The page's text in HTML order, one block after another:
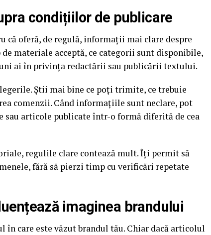
condițiilor de publicare
oferă, de regulă, informații mai clare despre
materiale acceptă, ce categorii sunt disponibile,
ai în privința redactării sau publicării textului.
Știi mai bine ce poți trimite, ce trebuie
comenzii. Când informațiile sunt neclare, pot
articole publicate într-o formă diferită de cea
regulile clare contează mult. Îți permit să
fără să pierzi timp cu verificări repetate
imaginea brandului
care este văzut brandul tău. Chiar dacă articolul